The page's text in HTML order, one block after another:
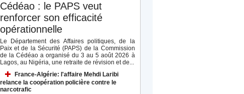
Cédéao : le PAPS veut
renforcer son efficacité
opérationnelle
Le Département des Affaires politiques, de la
Paix et de la Sécurité (PAPS) de la Commission
de la Cédéao a organisé du 3 au 5 août 2026 à
Lagos, au Nigéria, une retraite de révision et de...
France-Algérie: l'affaire Mehdi Laribi
relance la coopération policière contre le
narcotrafic